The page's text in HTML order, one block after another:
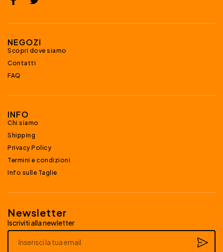
NEGOZI
Scopri dove siamo
Contatti
FAQ
INFO
Chi siamo
Shipping
Privacy Policy
Termini e condizioni
Info sulle Taglie
Newsletter
Iscriviti alla newletter